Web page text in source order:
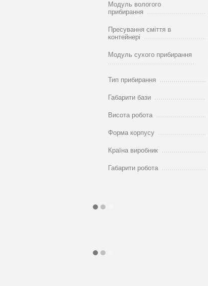
Модуль вологого
прибирання
Пресування сміття в
контейнері
Модуль сухого прибирання
Тип прибирання
Габарити бази
Висота робота
Форма корпусу
Країна виробник
Габарити робота